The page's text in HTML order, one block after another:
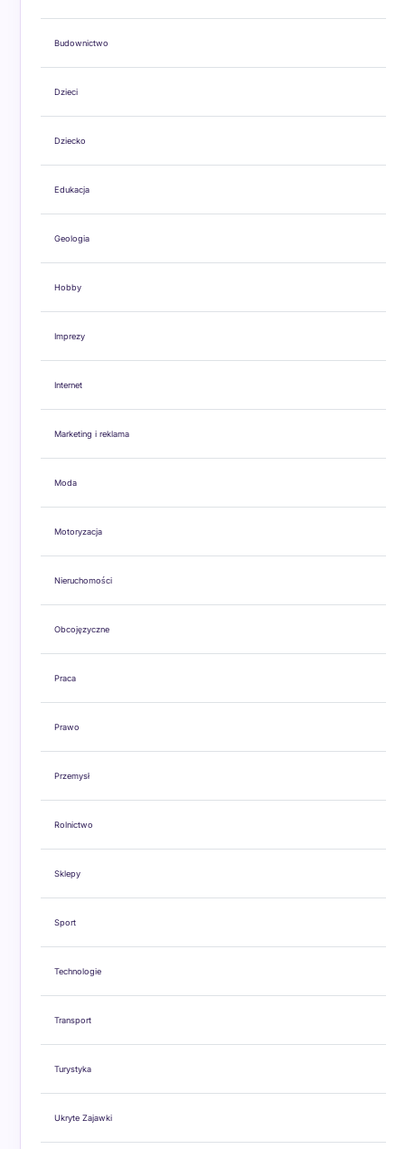
Budownictwo
Dzieci
Dziecko
Edukacja
Geologia
Hobby
Imprezy
Internet
Marketing i reklama
Moda
Motoryzacja
Nieruchomości
Obcojęzyczne
Praca
Prawo
Przemysł
Rolnictwo
Sklepy
Sport
Technologie
Transport
Turystyka
Ukryte Zajawki